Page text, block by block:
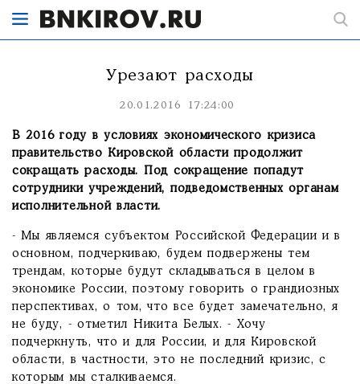
Урезают расходы
20.01.2016 17:24:00
В 2016 году в условиях экономического кризиса
правительство Кировской области продолжит
сокращать расходы. Под сокращение попадут
сотрудники учреждений, подведомственных органам
исполнительной власти.
- Мы являемся субъектом Российской Федерации и в
основном, подчеркиваю, будем подвержены тем
трендам, которые будут складываться в целом в
экономике России, поэтому говорить о грандиозных
перспективах, о том, что все будет замечательно, я
не буду, - отметил Никита Белых. - Хочу
подчеркнуть, что и для России, и для Кировской
области, в частности, это не последний кризис, с
которым мы сталкиваемся.